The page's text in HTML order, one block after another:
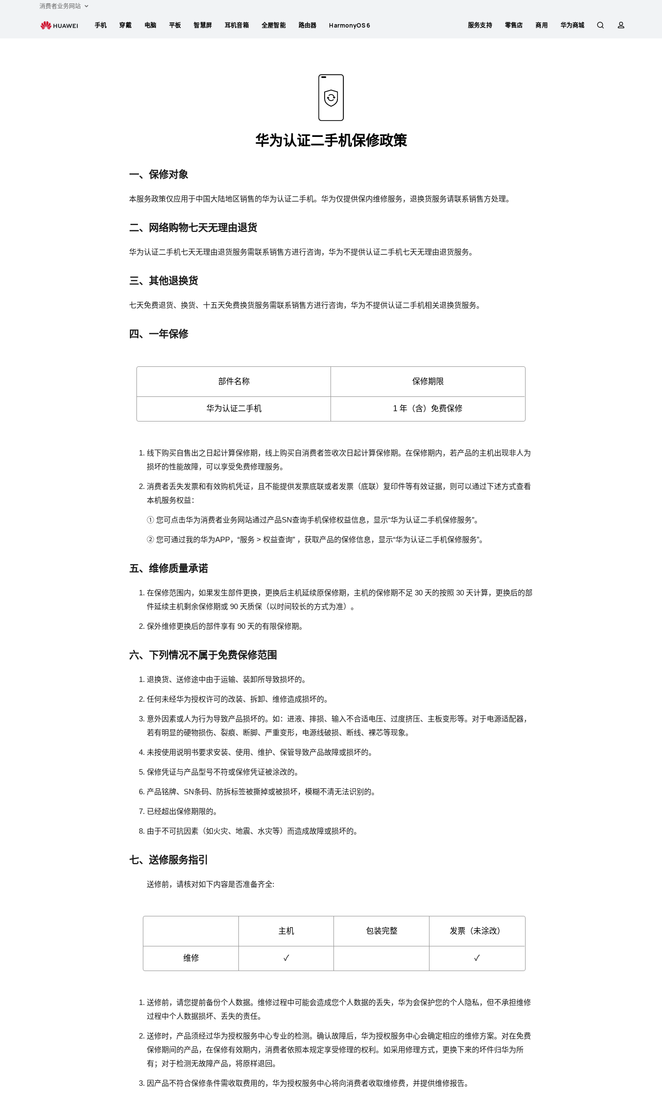
消费者业务网站
手机 穿戴 电脑 平板 智慧屏 耳机音箱 全屋智能 路由器 HarmonyOS 6 服务支持 零售店 商用 华为商城
华为认证二手机保修政策
一、保修对象
本服务政策仅应用于中国大陆地区销售的华为认证二手机。华为仅提供保内维修服务，退换货服务请联系销售方处理。
二、网络购物七天无理由退货
华为认证二手机七天无理由退货服务需联系销售方进行咨询，华为不提供认证二手机七天无理由退货服务。
三、其他退换货
七天免费退货、换货、十五天免费换货服务需联系销售方进行咨询，华为不提供认证二手机相关退换货服务。
四、一年保修
部件名称 保修期限
华为认证二手机 1 年（含）免费保修
线下购买自售出之日起计算保修期，线上购买自消费者签收次日起计算保修期。在保修期内，若产品的主机出现非人为
损坏的性能故障，可以享受免费修理服务。
消费者丢失发票和有效购机凭证，且不能提供发票底联或者发票（底联）复印件等有效证据，则可以通过下述方式查看
本机服务权益：
① 您可点击华为消费者业务网站通过产品SN查询手机保修权益信息，显示“华为认证二手机保修服务”。
② 您可通过我的华为APP，“服务 > 权益查询” ，获取产品的保修信息，显示“华为认证二手机保修服务”。
五、维修质量承诺
在保修范围内，如果发生部件更换，更换后主机延续原保修期，主机的保修期不足 30 天的按照 30 天计算，更换后的部
件延续主机剩余保修期或 90 天质保（以时间较长的方式为准）。
保外维修更换后的部件享有 90 天的有限保修期。
六、下列情况不属于免费保修范围
退换货、送修途中由于运输、装卸所导致损坏的。
任何未经华为授权许可的改装、拆卸、维修造成损坏的。
意外因素或人为行为导致产品损坏的。如：进液、摔损、输入不合适电压、过度挤压、主板变形等。对于电源适配器，
若有明显的硬物损伤、裂痕、断脚、严重变形，电源线破损、断线、裸芯等现象。
未按使用说明书要求安装、使用、维护、保管导致产品故障或损坏的。
保修凭证与产品型号不符或保修凭证被涂改的。
产品铭牌、SN条码、防拆标签被撕掉或被损坏，模糊不清无法识别的。
已经超出保修期限的。
由于不可抗因素（如火灾、地震、水灾等）而造成故障或损坏的。
七、送修服务指引
送修前，请核对如下内容是否准备齐全:
主机 包装完整 发票（未涂改）
维修
送修前，请您提前备份个人数据。维修过程中可能会造成您个人数据的丢失，华为会保护您的个人隐私，但不承担维修
过程中个人数据损坏、丢失的责任。
送修时，产品须经过华为授权服务中心专业的检测。确认故障后，华为授权服务中心会确定相应的维修方案。对在免费
保修期间的产品，在保修有效期内，消费者依照本规定享受修理的权利。如采用修理方式，更换下来的坏件归华为所
有；对于检测无故障产品，将原样退回。
因产品不符合保修条件需收取费用的，华为授权服务中心将向消费者收取维修费，并提供维修报告。